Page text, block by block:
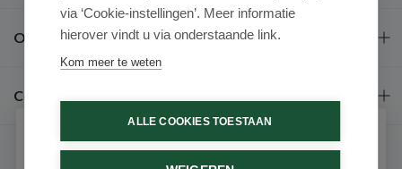
Over ons
Contact
via ‘Cookie-instellingen’. Meer informatie
hierover vindt u via onderstaande link.
Kom meer te weten
ALLE COOKIES TOESTAAN
Schrijf je in voor onze nieuwsbrief